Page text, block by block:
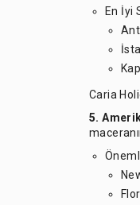
En İyi
Caria
5.